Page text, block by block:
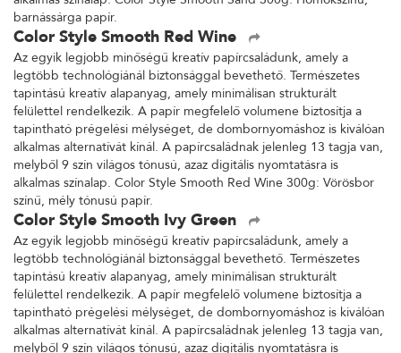
barnássárga papír.
Color Style Smooth Red Wine
Az egyik legjobb minőségű kreatív papírcsaládunk, amely a
legtöbb technológiánál biztonsággal bevethető. Természetes
tapintású kreatív alapanyag, amely minimálisan strukturált
felülettel rendelkezik. A papír megfelelő volumene biztosítja a
tapintható prégelési mélységet, de dombornyomáshoz is kiválóan
alkalmas alternatívát kínál. A papírcsaládnak jelenleg 13 tagja van,
melyből 9 szín világos tónusú, azaz digitális nyomtatásra is
alkalmas színalap. Color Style Smooth Red Wine 300g: Vörösbor
színű, mély tónusú papír.
Color Style Smooth Ivy Green
Az egyik legjobb minőségű kreatív papírcsaládunk, amely a
legtöbb technológiánál biztonsággal bevethető. Természetes
tapintású kreatív alapanyag, amely minimálisan strukturált
felülettel rendelkezik. A papír megfelelő volumene biztosítja a
tapintható prégelési mélységet, de dombornyomáshoz is kiválóan
alkalmas alternatívát kínál. A papírcsaládnak jelenleg 13 tagja van,
melyből 9 szín világos tónusú, azaz digitális nyomtatásra is